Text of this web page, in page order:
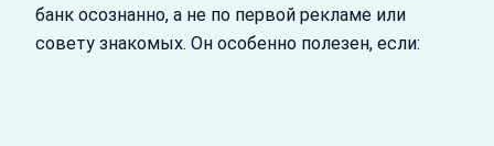
банк осознанно, а не по первой рекламе или
совету знакомых. Он особенно полезен, если: